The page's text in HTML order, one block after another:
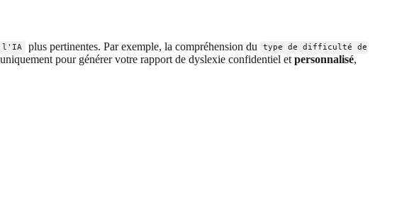
l'IA plus pertinentes. Par exemple, la compréhension du
type de difficulté de
pour générer votre rapport de dyslexie confidentiel etpersonnalisé,